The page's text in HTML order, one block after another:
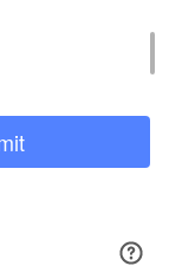
с
отключить